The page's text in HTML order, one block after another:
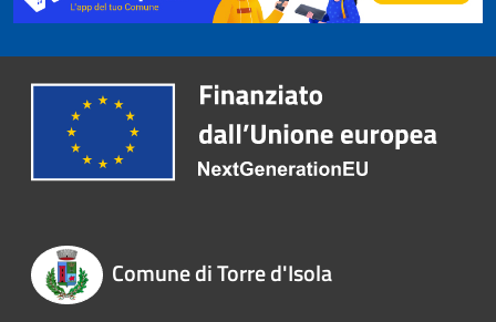
Comune di Torre d'Isola